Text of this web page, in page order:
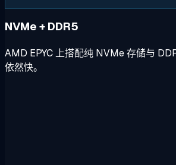
NVMe + DDR5
AMD EPYC 上搭配纯 NVMe 存储与
依然快。